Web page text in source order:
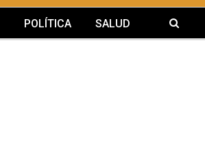
POLÍTICA SALUD